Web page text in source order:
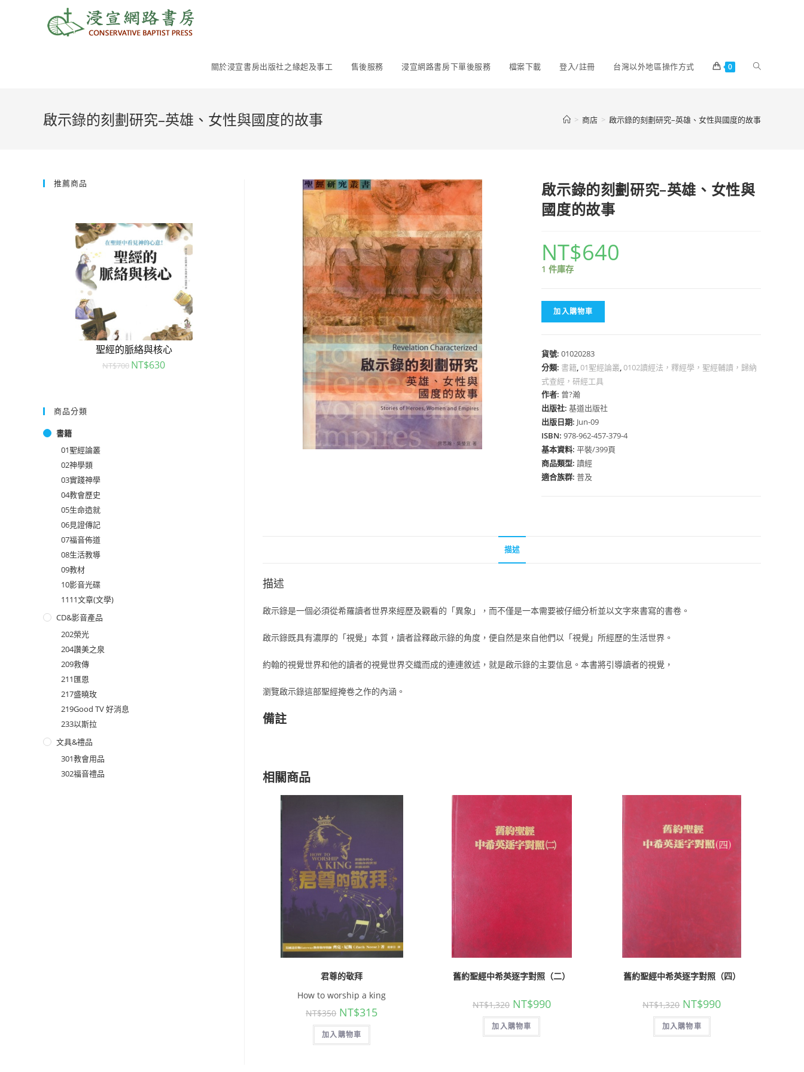
關於浸宣書房出版社之緣起及事工 售後服務 浸宣網路書房下單後服務 檔案下載 登入/註冊 台灣以外地區操作方式 0
啟示錄的刻劃研究–英雄、女性與國度的故事 > 商店 > 啟示錄的刻劃研究–英雄、女性與國度的故事
啟示錄的刻劃研究–英雄、女性與
國度的故事
NT$640
1 件庫存
加入購物車
貨號:01020283
分類: 書籍,01聖經論叢,0102讀經法，釋經學，聖經輔讀，歸納
式查經，研經工具
作者: 曾?瀚
出版社:基道出版社
出版日期: Jun-09
ISBN:978-962-457-379-4
基本資料:平裝/399頁
商品類型:讀經
適合族群:普及
描述
描述
啟示錄是一個必須從希羅讀者世界來經歷及觀看的「異象」，而不僅是一本需要被仔細分析並以文字來書寫的書卷。
啟示錄既具有濃厚的「視覺」本質，讀者詮釋啟示錄的角度，便自然是來自他們以「視覺」所經歷的生活世界。
約翰的視覺世界和他的讀者的視覺世界交織而成的連連敘述，就是啟示錄的主要信息。本書將引導讀者的視覺，
瀏覽啟示錄這部聖經掩卷之作的內涵。
備註
相關商品
君尊的敬拜
How to worship a king
NT$350 NT$315
加入購物車
舊約聖經中希英逐字對照（二）
NT$1,320 NT$990
加入購物車
舊約聖經中希英逐字對照（四）
NT$1,320 NT$990
加入購物車
推薦商品
聖經的脈絡與核心
NT$700 NT$630
聖經的脈絡與核心
700 NT$630
聖經的脈絡與核心
NT$
商品分類
書籍
01聖經論叢
02神學類
03實踐神學
04教會歷史
05生命造就
06見證傳記
07福音佈道
08生活教導
09教材
10影音光碟
1111文章(文學)
CD&影音產品
202榮光
204讚美之泉
209救傳
211匯恩
217盛曉玫
219Good TV 好消息
233以斯拉
文具&禮品
301教會用品
302福音禮品